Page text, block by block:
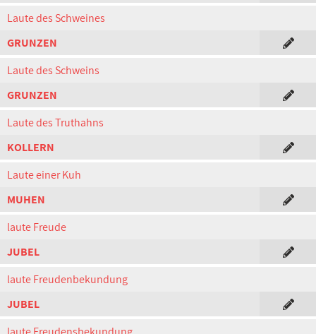
Laute des Schweines
GRUNZEN
Laute des Schweins
GRUNZEN
Laute des Truthahns
KOLLERN
Laute einer Kuh
MUHEN
laute Freude
JUBEL
laute Freudenbekundung
JUBEL